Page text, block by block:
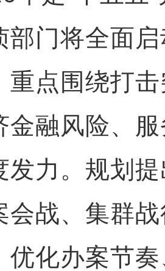
部门将全面启
重点围绕打
金融风险、
发力。规划
会战、集群
优化办案节